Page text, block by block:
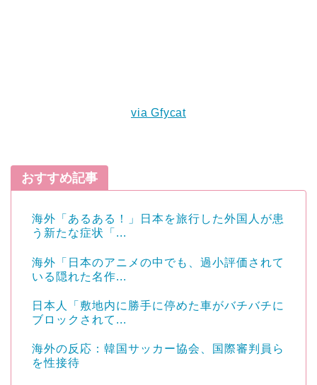
via Gfycat
おすすめ記事
海外「あるある！」日本を旅行した外国人が患
う新たな症状「...
海外「日本のアニメの中でも、過小評価されて
いる隠れた名作...
日本人「敷地内に勝手に停めた車がバチバチに
ブロックされて...
海外の反応：韓国サッカー協会、国際審判員ら
を性接待